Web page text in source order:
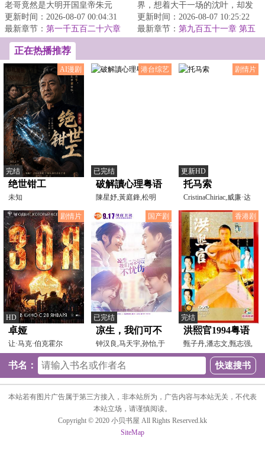
老哥竟然是大明开国皇帝朱元
璋，开局一个碗，创造大明朝的
天命主角！不过貌...
更新时间：2026-08-07 00:04:31
最新章节： 第一千五百二十六章
一天炼上万斤精铁
界，想着大干一场的沈叶，却发
现自己竟然成了被群起而攻之的
太子。知道太子...
更新时间：2026-08-07 10:25:22
最新章节： 第九百五十一章 第五
正在热播推荐
AI漫剧
完结
绝世钳工
未知
港台综艺
已完结
破解讀心理粤语
陳星妤,黃庭鋒,松明
剧情片
更新HD
托马索
CristinaChiriac,威廉·达
福,AnnaFerrara,S
剧情片
HD
卓娅
让·马克·伯克霍尔
兹,AnastasiaMishina,Mi
国产剧
已完结
凉生，我们可不
可以不忧伤
钟汉良,马天宇,孙怡,于
朦胧,孟子义,鲁诺,张
香港剧
完结
洪熙官1994粤语
甄子丹,潘志文,甄志强,
张家辉,吴浣仪,蔡晓
书名：
本站若有图片广告属于第三方接入，非本站所为，广告内容与本站无关，不代表
本站立场，请谨慎阅读。
Copyright © 2020 小贝书屋 All Rights Reserved.kk
SiteMap